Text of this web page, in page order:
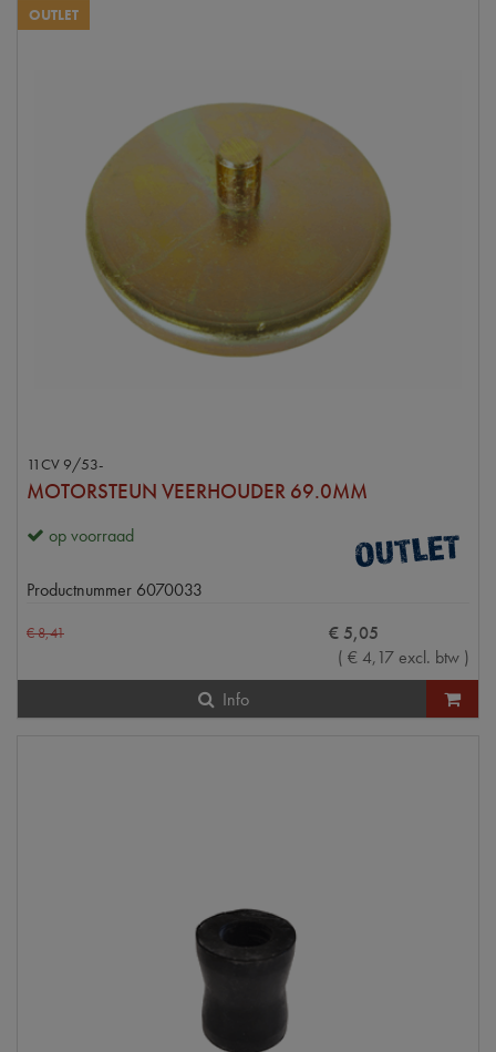
OUTLET
11CV 9/53-
MOTORSTEUN VEERHOUDER 69.0MM
op voorraad
Productnummer 6070033
€8,41 € 5,05
( €4,17 excl. btw )
Info